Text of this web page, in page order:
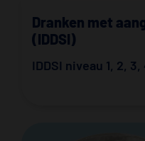
Dranken met
(IDDSI)
IDDSI niveau 1, 2, 3,